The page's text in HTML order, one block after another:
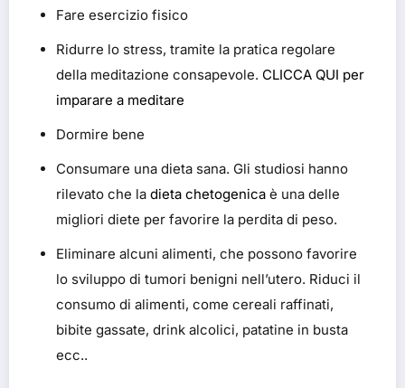
Fare esercizio fisico
Ridurre lo stress, tramite la pratica regolare
della meditazione consapevole. CLICCA QUI per
imparare a meditare
Dormire bene
Consumare una dieta sana. Gli studiosi hanno
rilevato che la dieta chetogenica è una delle
migliori diete per favorire la perdita di peso.
Eliminare alcuni alimenti, che possono favorire
lo sviluppo di tumori benigni nell’utero. Riduci il
consumo di alimenti, come cereali raffinati,
bibite gassate, drink alcolici, patatine in busta
ecc..